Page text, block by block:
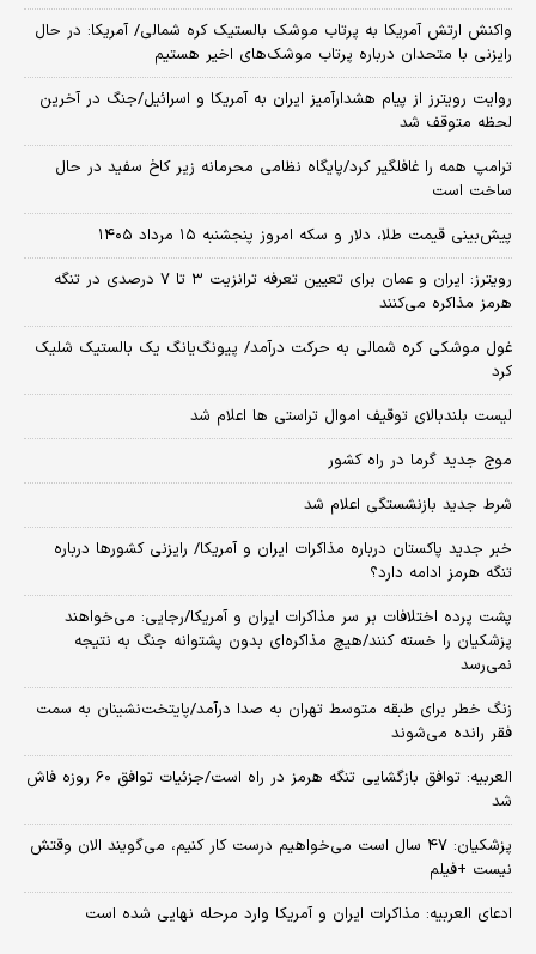
واکنش ارتش آمریکا به پرتاب موشک بالستیک کره شمالی/ آمریکا: در حال
رایزنی با متحدان درباره پرتاب موشک‌های اخیر هستیم
روایت رویترز از پیام هشدارآمیز ایران به آمریکا و اسرائیل/جنگ در آخرین
لحظه متوقف شد
ترامپ همه را غافلگیر کرد/پایگاه نظامی محرمانه زیر کاخ سفید در حال
ساخت است
پیش‌بینی قیمت طلا، دلار و سکه امروز پنجشنبه ۱۵ مرداد ۱۴۰۵
رویترز: ایران و عمان برای تعیین تعرفه ترانزیت ۳ تا ۷ درصدی در تنگه
هرمز مذاکره می‌کنند
غول موشکی کره شمالی به حرکت درآمد/ پیونگ‌یانگ یک بالستیک شلیک
کرد
لیست بلندبالای توقیف اموال تراستی ها اعلام شد
موج جدید گرما در راه کشور
شرط جدید بازنشستگی اعلام شد
خبر جدید پاکستان درباره مذاکرات ایران و آمریکا/ رایزنی کشورها درباره
تنگه هرمز ادامه دارد؟
پشت پرده اختلافات بر سر مذاکرات ایران و آمریکا/رجایی: می‌خواهند
پزشکیان را خسته کنند/هیچ مذاکره‌ای بدون پشتوانه جنگ به نتیجه
نمی‌رسد
زنگ خطر برای طبقه متوسط تهران به صدا درآمد/پایتخت‌نشینان به سمت
فقر رانده می‌شوند
العربیه: توافق بازگشایی تنگه هرمز در راه است/جزئیات توافق ۶۰ روزه فاش
شد
پزشکیان: ۴۷ سال است می‌خواهیم درست کار کنیم، می‌گویند الان وقتش
نیست +فیلم
ادعای العربیه: مذاکرات ایران و آمریکا وارد مرحله نهایی شده است